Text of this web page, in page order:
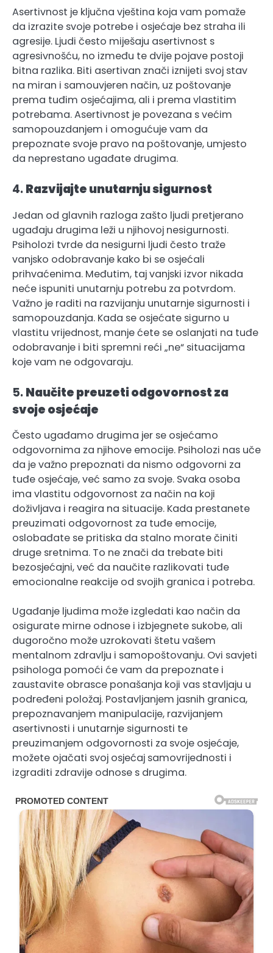
Asertivnost je ključna vještina koja vam pomaže
da izrazite svoje potrebe i osjećaje bez straha ili
agresije. Ljudi često miješaju asertivnost s
agresivnošću, no između te dvije pojave postoji
bitna razlika. Biti asertivan znači iznijeti svoj stav
na miran i samouvjeren način, uz poštovanje
prema tuđim osjećajima, ali i prema vlastitim
potrebama. Asertivnost je povezana s većim
samopouzdanjem i omogućuje vam da
prepoznate svoje pravo na poštovanje, umjesto
da neprestano ugađate drugima.
4.Razvijajte unutarnju sigurnost
Jedan od glavnih razloga zašto ljudi pretjerano
ugađaju drugima leži u njihovoj nesigurnosti.
Psiholozi tvrde da nesigurni ljudi često traže
vanjsko odobravanje kako bi se osjećali
prihvaćenima. Međutim, taj vanjski izvor nikada
neće ispuniti unutarnju potrebu za potvrdom.
Važno je raditi na razvijanju unutarnje sigurnosti i
samopouzdanja. Kada se osjećate sigurno u
vlastitu vrijednost, manje ćete se oslanjati na tuđe
odobravanje i biti spremni reći „ne“ situacijama
koje vam ne odgovaraju.
5.Naučite preuzeti odgovornost za
svoje osjećaje
Često ugađamo drugima jer se osjećamo
odgovornima za njihove emocije. Psiholozi nas uče
da je važno prepoznati da nismo odgovorni za
tuđe osjećaje, već samo za svoje. Svaka osoba
ima vlastitu odgovornost za način na koji
doživljava i reagira na situacije. Kada prestanete
preuzimati odgovornost za tuđe emocije,
oslobađate se pritiska da stalno morate činiti
druge sretnima. To ne znači da trebate biti
bezosjećajni, već da naučite razlikovati tuđe
emocionalne reakcije od svojih granica i potreba.
Ugađanje ljudima može izgledati kao način da
osigurate mirne odnose i izbjegnete sukobe, ali
dugoročno može uzrokovati štetu vašem
mentalnom zdravlju i samopoštovanju. Ovi savjeti
psihologa pomoći će vam da prepoznate i
zaustavite obrasce ponašanja koji vas stavljaju u
podređeni položaj. Postavljanjem jasnih granica,
prepoznavanjem manipulacije, razvijanjem
asertivnosti i unutarnje sigurnosti te
preuzimanjem odgovornosti za svoje osjećaje,
možete ojačati svoj osjećaj samovrijednosti i
izgraditi zdravije odnose s drugima.